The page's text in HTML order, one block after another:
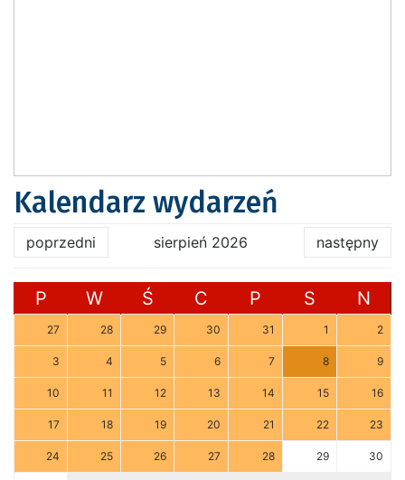
Kalendarz wydarzeń
poprzedni sierpień 2026 następny
P W Ś C P S N
27 28 29 30 31 1 2
3 4 5 6 7 8 9
10 11 12 13 14 15 16
17 18 19 20 21 22 23
24 25 26 27 28 29 30